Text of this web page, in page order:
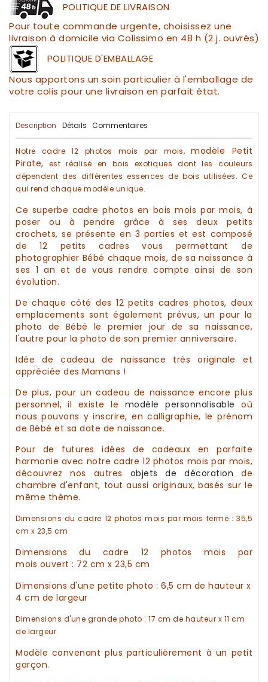
POLITIQUE DE LIVRAISON
Pour toute commande urgente, choisissez une
livraison à domicile via Colissimo en 48 h (2 j. ouvrés)
POLITIQUE D'EMBALLAGE
Nous apportons un soin particulier à l'emballage de
votre colis pour une livraison en parfait état.
Description Détails Commentaires
Notre cadre 12 photos mois par mois,modèle Petit
Pirate, est réalisé en bois exotiques dont les couleurs
dépendent des différentesessences de bois utilisées. Ce
qui rend chaque modèle unique.
Ce superbe cadre photos en bois mois par mois, à
poser ou à pendre grâce à ses deux petits
crochets, se présente en 3 parties et est composé
de 12 petits cadres vous permettant de
photographier Bébé chaque mois, de sa naissance à
ses 1 an et de vous rendre compte ainsi de son
évolution.
De chaque côté des 12 petits cadres photos, deux
emplacements sont également prévus, un pour la
photo de Bébé le premier jour de sa naissance,
l'autre pour la photo de son premier anniversaire.
Idée de cadeau de naissance très originale et
appréciée des Mamans !
De plus, pour un cadeau de naissance encore plus
personnel, il existe le modèle personnalisable où
nous pouvons y inscrire, en calligraphie, le prénom
de Bébé et sa date de naissance.
Pour de futures idées de cadeaux en parfaite
harmonie avec notre cadre 12 photos mois par mois,
découvrez nos autres objets dedécoration de
chambre d'enfant, tout aussi originaux, basés sur le
même thème.
Dimensions ducadre 12 photos mois par mois fermé :35,5
cm x 23,5 cm
Dimensions du cadre 12 photos mois par
mois ouvert : 72 cm x 23,5 cm
Dimensions d'une petite photo : 6,5 cm de hauteur x
4 cm de largeur
Dimensions d'une grande photo : 17 cm de hauteur x 11 cm
de largeur
Modèle convenant plus particulièrement à un petit
garçon.